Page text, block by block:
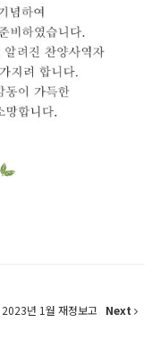
2023년 1월 재정보고
Next